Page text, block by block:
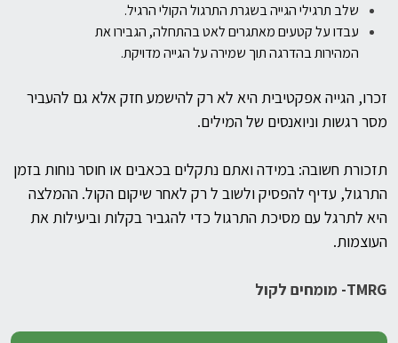
שלב תרגילי הגייה בשגרת התרגול הקולי הרגיל.
עבדו על קטעים מאתגרים לאט בהתחלה, הגבירו את
המהירות בהדרגה תוך שמירהעל הגייה מדויקת.
זכרו, הגייה אפקטיבית היא לא רק להישמע חזק אלא גם להעביר
מסר רגשות וניואנסים של המילים.
תזכורת חשובה: במידה ואתם נתקלים בכאבים או חוסר נוחות בזמן
התרגול, עדיף להפסיק ולשוב ל רק לאחר שיקום הקול. ההמלצה
היא לתרגל עם מסיכת התרגול כדי להגביר בקלות וביעילות את
העוצמות.
TMRG- מומחים לקול